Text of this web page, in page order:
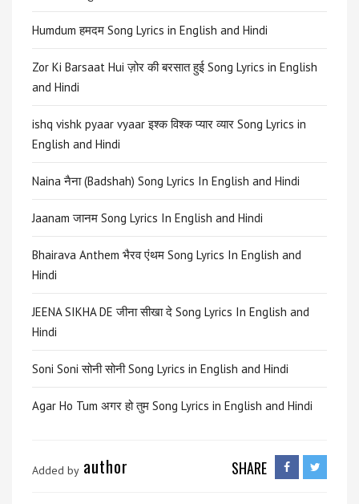
Humdum हमदम Song Lyrics in English and Hindi
Zor Ki Barsaat Hui ज़ोर की बरसात हुई Song Lyrics in English
and Hindi
ishq vishk pyaar vyaar इश्क विश्क प्यार व्यार Song Lyrics in
English and Hindi
Naina नैना (Badshah) Song Lyrics In English and Hindi
Jaanam जानम Song Lyrics In English and Hindi
Bhairava Anthem भैरव एंथम Song Lyrics In English and
Hindi
JEENA SIKHA DE जीना सीखा दे Song Lyrics In English and
Hindi
Soni Soni सोनी सोनी Song Lyrics in English and Hindi
Agar Ho Tum अगर हो तुम Song Lyrics in English and Hindi
Added by author SHARE